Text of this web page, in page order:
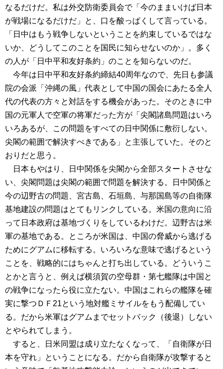
なるだけだ。私は外交防衛委員会で「今のままいけば日本
が戦場になるだけだ」と、口を酸っぱくして言っている。
「日中はもう戦争しないということを約束しているではな
いか、どうしてこのことを国民に知らせないのか」。多く
の人が「日中平和友好条約」のことを知らないのだ。
今年は日中平和友好条約締結40周年なので、先日も参議
院の会派「沖縄の風」代表として中国の国会にあたる全人
代の代表の方々と対話をする機会があった。そのときに中
国の元軍人で空軍の将軍だった方が「尖閣諸島問題はいろ
いろあるが、この問題をすべての日中関係に敷衍しない。
尖閣の範囲で解決すべきである」と主張していた。そのと
おりだと思う。
日本もやはり、日中関係を尖閣から全部スタートさせな
い、尖閣問題は尖閣の範囲で問題を解決する。日中関係と
今の辺野古の問題、宮古島、石垣島、与那国島等の自衛隊
基地建設の問題はとてもリンクしている。米国の意向に沿
って日本政府は基地づくりをしているわけだ。辺野古は米
軍の基地である。ところが米国は、中国の脅威から逃げる
ためにグアムに移転する。いろいろな意味で逃げるという
ことを、戦略的にはちゃんと打ち出している。どういうこ
とかと言うと、例えば横須賀の空母群・第七艦隊は中国と
の戦争になったら役に立たない。中国はこれらの艦隊を確
実に撃つＤＦ21という地対艦ミサイルをもう配備してい
る。だから米軍はグアムまでセットバック（後退）しない
とやられてしまう。
すると、日米同盟は成り立たなくなって、「自衛隊が日
本を守れ」ということになる。だから自衛隊が攻撃すると